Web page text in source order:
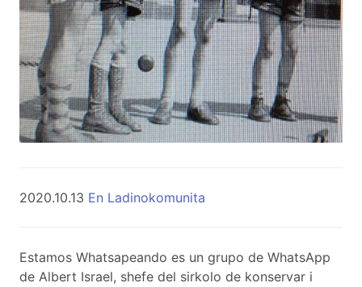
2020.10.13 En Ladinokomunita
Estamos Whatsapeando es un grupo de WhatsApp
de Albert Israel, shefe del sirkolo de konservar i